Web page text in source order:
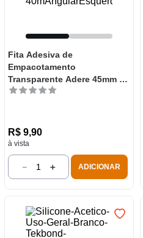
Fita Adesiva de
Empacotamento
Transparente Adere 45mm x
40m
R$ 9,90
à vista
＋
－ ADICIONAR